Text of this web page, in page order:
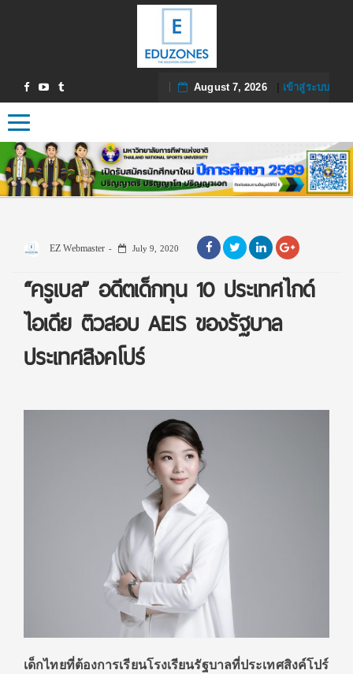
August 7, 2026| เข้าสู่ระบบ
Toggle navigation
EZ Webmaster July 9, 2020
“ครูเบล” อดีตเด็กทุน 10 ประเทศไกด์
ไอเดีย ติวสอบ AEIS ของรัฐบาล
ประเทศสิงคโปร์
เด็กไทยที่ต้องการเรียนโรงเรียนรัฐบาลที่ประเทศสิงค์โปร์